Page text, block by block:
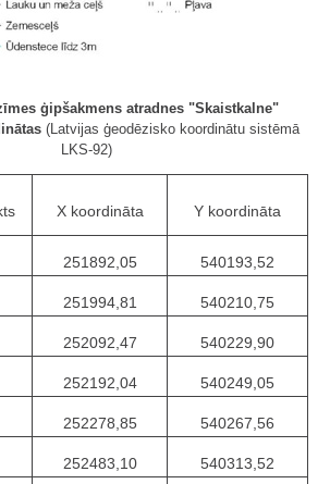
ģipšakmens atradnes "Skaistkalne"
(Latvijas ģeodēzisko koordinātu sistēmā
LKS-92)
X koordināta Y koordināta
251892,05 540193,52
251994,81 540210,75
252092,47 540229,90
252192,04 540249,05
252278,85 540267,56
252483,10 540313,52